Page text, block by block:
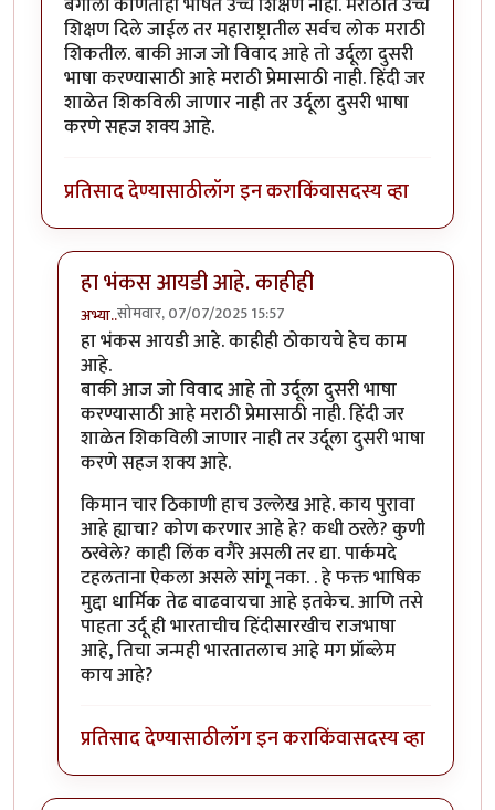
शिक्षण दिले जाईल तर महाराष्ट्रातील सर्वच लोक मराठी
शिकतील. बाकी आज जो विवाद आहे तो उर्दूला दुसरी
भाषा करण्यासाठी आहे मराठी प्रेमासाठी नाही. हिंदी जर
शाळेत शिकविली जाणार नाही तर उर्दूला दुसरी भाषा
करणे सहज शक्य आहे.
प्रतिसाद देण्यासाठीलॉग इन कराकिंवासदस्य व्हा
हा भंकस आयडी आहे. काहीही
अभ्या..सोमवार, 07/07/2025 15:57
In reply toजी भाषा रोजगार देते लोक तीbyविवेकपटाईत
हा भंकस आयडी आहे. काहीही ठोकायचे हेच काम
आहे.
बाकी आज जो विवाद आहे तो उर्दूला दुसरी भाषा
करण्यासाठी आहे मराठी प्रेमासाठी नाही. हिंदी जर
शाळेत शिकविली जाणार नाही तर उर्दूला दुसरी भाषा
करणे सहज शक्य आहे.
किमान चार ठिकाणी हाच उल्लेख आहे. काय पुरावा
आहे ह्याचा? कोण करणार आहे हे? कधी ठरले? कुणी
ठरवेले? काही लिंक वगैरे असली तर द्या. पार्कमदे
टहलताना ऐकला असले सांगू नका. . हे फक्त भाषिक
मुद्दा धार्मिक तेढ वाढवायचा आहे इतकेच. आणि तसे
पाहता उर्दू ही भारताचीच हिंदीसारखीच राजभाषा
आहे, तिचा जन्मही भारतातलाच आहे मग प्रॉब्लेम
काय आहे?
प्रतिसाद देण्यासाठीलॉग इन कराकिंवासदस्य व्हा